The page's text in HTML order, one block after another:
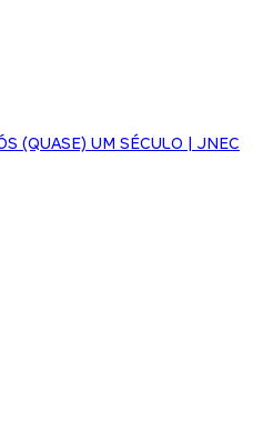
(QUASE) UM SÉCULO | JNEC